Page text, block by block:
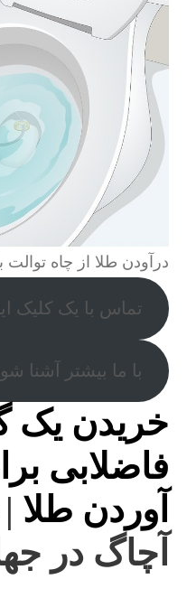
درآودن طلا از چاه توالت
تماس با یک کلیک
با ما بیشتر آشنا
خریدن یک
فاضلابی
آوردن طلا
آچاگ در